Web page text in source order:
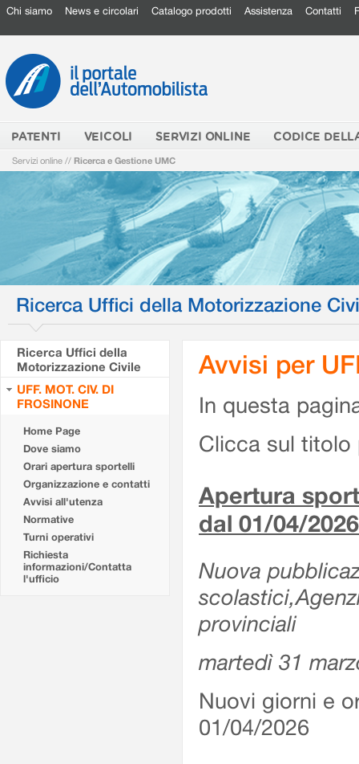
Chi siamo News e circolari Catalogo prodotti Assistenza Contatti
PATENTI VEICOLI SERVIZI ONLINE CODICE
Servizi online // Ricerca e Gestione UMC
Ricerca Uffici della Motorizzazione
Ricerca Uffici della
Motorizzazione Civile
UFF. MOT. CIV. DI
FROSINONE
Home Page
Dove siamo
Orari apertura sportelli
Organizzazione e contatti
Avvisi all'utenza
Normative
Turni operativi
Richiesta
informazioni/Contatta
l'ufficio
Avvisi per
In questa
Clicca sul titolo
Apertura
dal 01/04/2026
Nuova
provinciali
martedì 31
Nuovi giorni e
01/04/2026